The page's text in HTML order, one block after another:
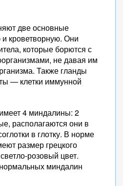
две основные
кроветворную. Они
которые борются с
не давая им
Также гланды
— клетки иммунной
4 миндалины: 2
располагаются они в
в глотку. В норме
размер грецкого
розовый цвет.
миндалин